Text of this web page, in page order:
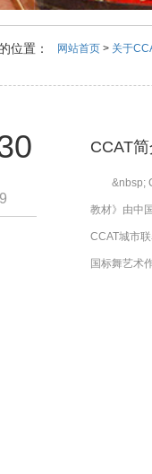
位置： 网站首页> 关于
CCAT
&nbsp;
教材》由中
CCAT城市
国标舞艺术